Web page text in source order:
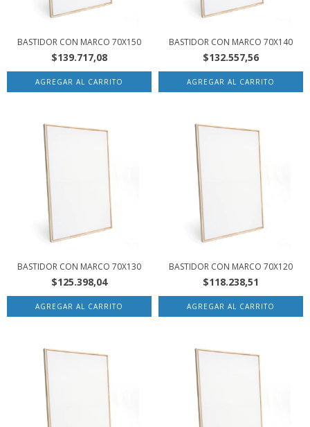
BASTIDOR CON MARCO 70X150
$139.717,08
BASTIDOR CON MARCO 70X140
$132.557,56
BASTIDOR CON MARCO 70X130
$125.398,04
BASTIDOR CON MARCO 70X120
$118.238,51